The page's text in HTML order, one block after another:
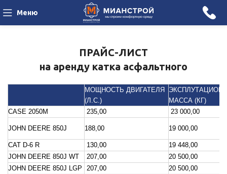
Меню
ПРАЙС-ЛИСТ
на аренду катка асфальтного
МОЩНОСТЬ ДВИГАТЕЛЯ
(Л.С.)
МАССА (КГ)
CASE 2050М
235,00 23 000,00
JOHN DEERE 850J 188,00 19 000,00
CAT D-6 R 130,00
19 448,00
JOHN DEERE 850J WT
207,00
20 500,00
JOHN DEERE 850J LGP
207,00
20 500,00